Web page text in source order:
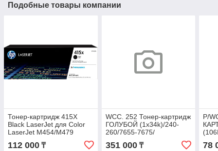
Подобные товары компании
Тонер-картридж 415X
Black LaserJet для Color
LaserJet M454/M479
112 000 ₸
WCC. 252 Тонер-картридж
ГОЛУБОЙ (1x34k)/240-
260/7655-7675/
(006R01452)
351 000₸
P/
78